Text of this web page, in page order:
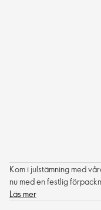
Kom i julstämning med
nu med en festlig
Läs mer